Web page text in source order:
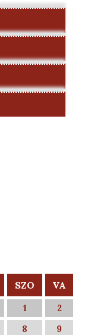
SZO VA
1
2
8
9